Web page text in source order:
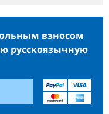
взносом
русскоязычную